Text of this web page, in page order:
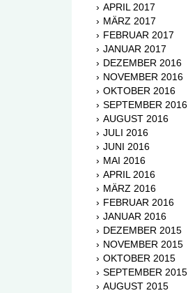
APRIL 2017
MÄRZ 2017
FEBRUAR 2017
JANUAR 2017
DEZEMBER 2016
NOVEMBER 2016
OKTOBER 2016
SEPTEMBER 2016
AUGUST 2016
JULI 2016
JUNI 2016
MAI 2016
APRIL 2016
MÄRZ 2016
FEBRUAR 2016
JANUAR 2016
DEZEMBER 2015
NOVEMBER 2015
OKTOBER 2015
SEPTEMBER 2015
AUGUST 2015